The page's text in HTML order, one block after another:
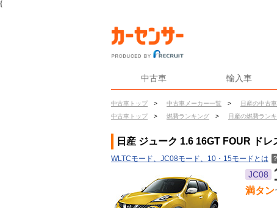
{
中古車 輸入車
中古車トップ > 中古車メーカー一覧 > 日産の中古車
中古車トップ
> 燃費ランキング > 日産の燃費ラン
日産 ジューク 1.6 16GT FOUR ド
WLTCモード、JC08モード、10・15モードとは ？
JC08
満タン